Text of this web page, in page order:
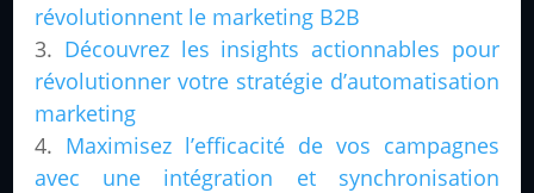
révolutionnent le marketing B2B
Découvrez les insights actionnables pour
révolutionner votre stratégie d’automatisation
marketing
Maximisez l’efficacité de vos campagnes
avec une intégration et synchronisation